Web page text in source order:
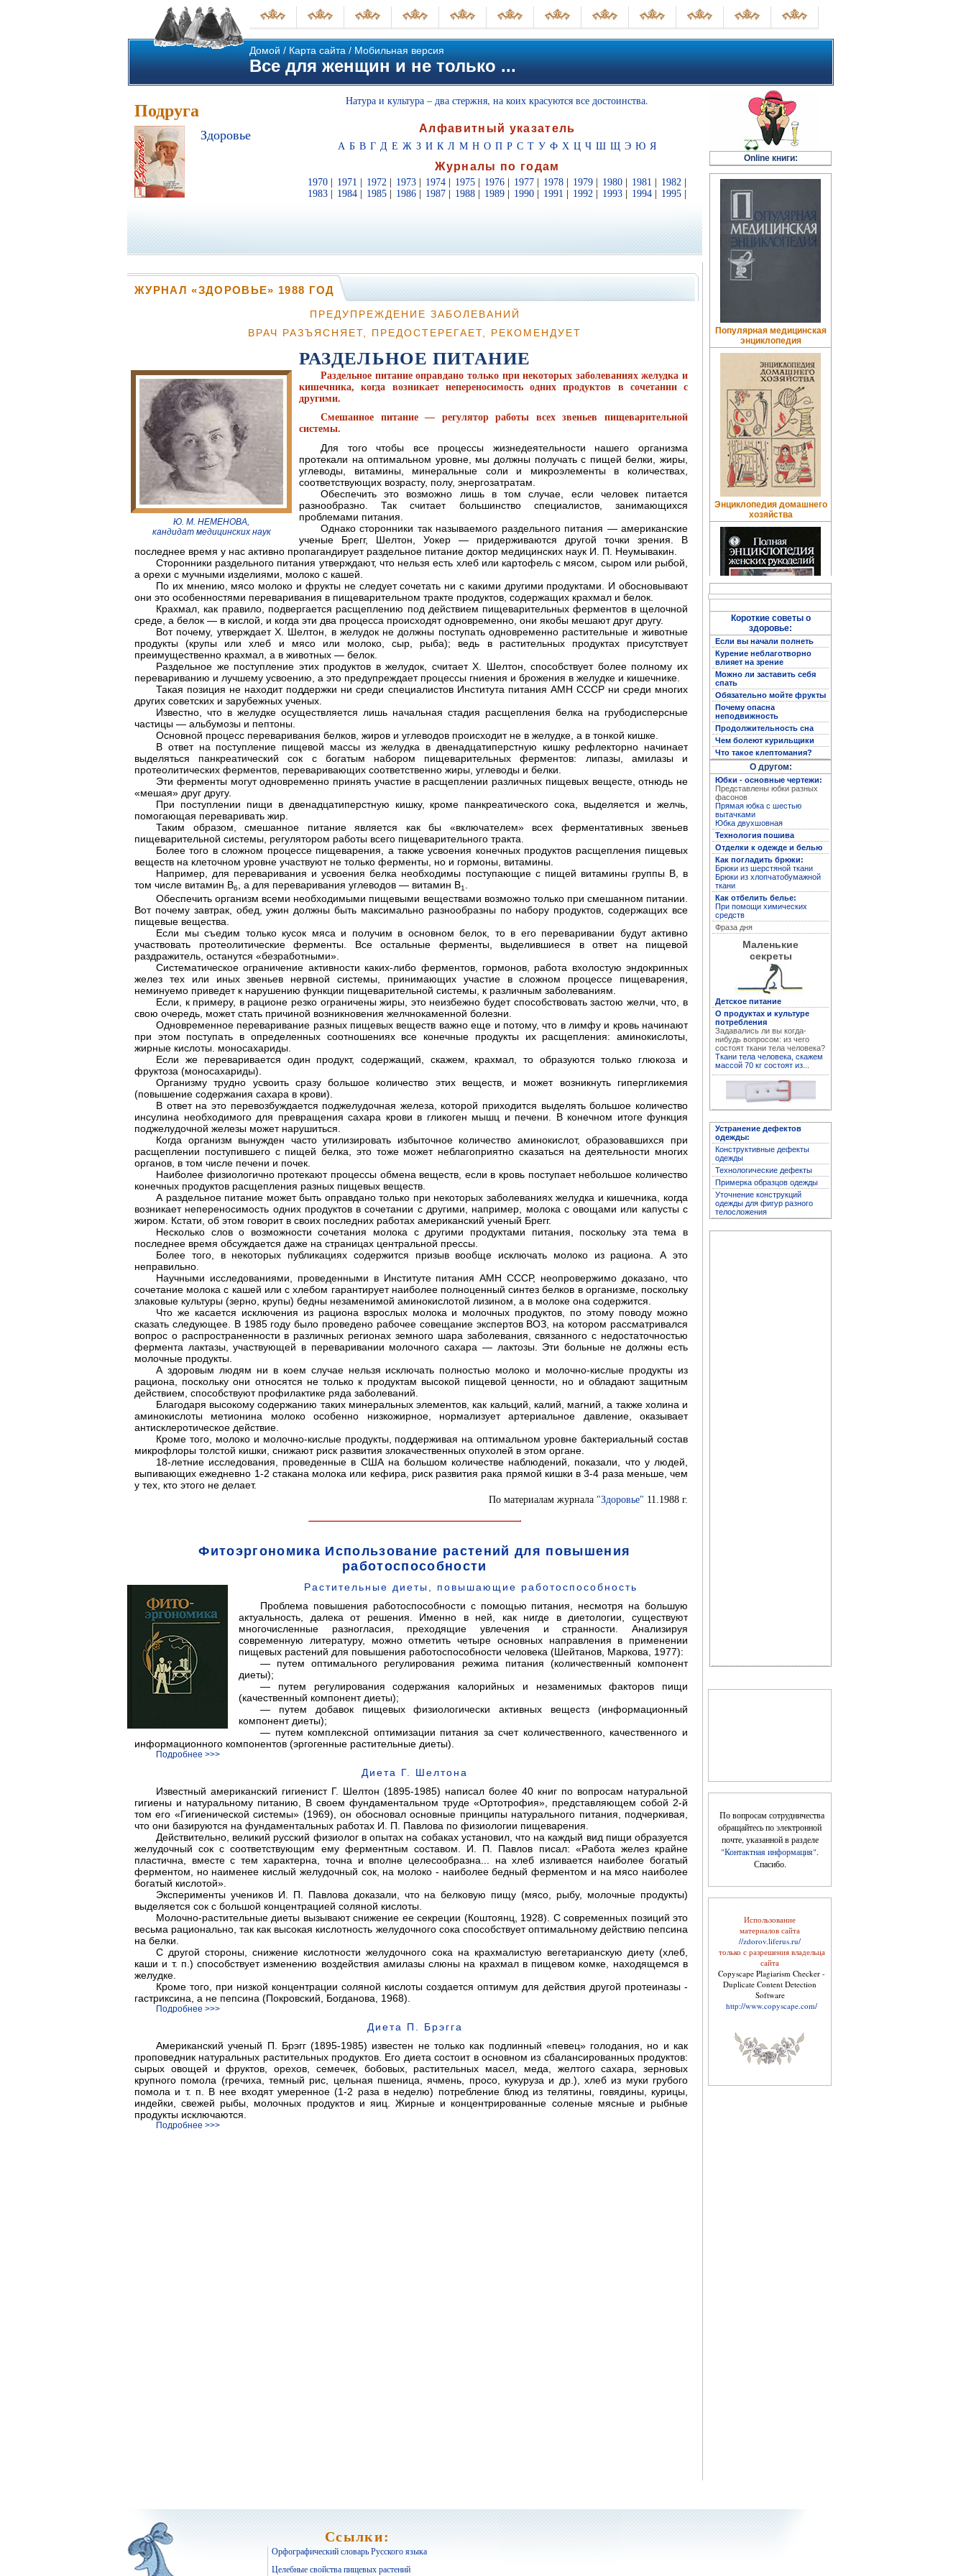
Домой / Карта сайта / Мобильная версия
Все для женщин и не только ...
Подруга
Здоровье
Натура и культура – два стержня, на коих красуются все достоинства.
Алфавитный указатель
А Б В Г Д Е Ж З И К Л М Н О П Р С Т У Ф Х Ц Ч Ш Щ Э Ю Я
Журналы по годам
1970| 1971 1972| 1973| 1974| 1975| 1976| 1977| 1978| 1979| 1980| 1981 1982|
1983| 1984| 1985| 1986| 1987| 1988| 1989| 1990| 1991 1992| 1993| 1994| 1995|
ЖУРНАЛ «ЗДОРОВЬЕ» 1988 ГОД
ПРЕДУПРЕЖДЕНИЕ ЗАБОЛЕВАНИЙ
ВРАЧ РАЗЪЯСНЯЕТ, ПРЕДОСТЕРЕГАЕТ, РЕКОМЕНДУЕТ
РАЗДЕЛЬНОЕ ПИТАНИЕ
Ю. М. НЕМЕНОВА,
кандидат медицинских наук
Раздельное питание оправдано только при некоторых заболеваниях желудка и
кишечника, когда возникает непереносимость одних продуктов в сочетании с
другими.
Смешанное питание — регулятор работы всех звеньев пищеварительной
системы.
Для того чтобы все процессы жизнедеятельности нашего организма
протекали на оптимальном уровне, мы должны получать с пищей белки, жиры,
углеводы, витамины, минеральные соли и микроэлементы в количествах,
соответствующих возрасту, полу, энергозатратам.
Обеспечить это возможно лишь в том случае, если человек питается
разнообразно. Так считает большинство специалистов, занимающихся
проблемами питания.
Однако сторонники так называемого раздельного питания — американские
ученые Брегг, Шелтон, Уокер — придерживаются другой точки зрения. В
последнее время у нас активно пропагандирует раздельное питание доктор медицинских наук И. П. Неумывакин.
Сторонники раздельного питания утверждают, что нельзя есть хлеб или картофель с мясом, сыром или рыбой,
а орехи с мучными изделиями, молоко с кашей.
По их мнению, мясо молоко и фрукты не следует сочетать ни с какими другими продуктами. И обосновывают
они это особенностями переваривания в пищеварительном тракте продуктов, содержащих крахмал и белок.
Крахмал, как правило, подвергается расщеплению под действием пищеварительных ферментов в щелочной
среде, а белок — в кислой, и когда эти два процесса происходят одновременно, они якобы мешают друг другу.
Вот почему, утверждает X. Шелтон, в желудок не должны поступать одновременно растительные и животные
продукты (крупы или хлеб и мясо или молоко, сыр, рыба); ведь в растительных продуктах присутствует
преимущественно крахмал, а в животных — белок.
Раздельное же поступление этих продуктов в желудок, считает X. Шелтон, способствует более полному их
перевариванию и лучшему усвоению, а это предупреждает процессы гниения и брожения в желудке и кишечнике.
Такая позиция не находит поддержки ни среди специалистов Института питания АМН СССР ни среди многих
других советских и зарубежных ученых.
Известно, что в желудке осуществляется лишь начальная стадия расщепления белка на грубодисперсные
частицы — альбумозы и пептоны.
Основной процесс переваривания белков, жиров и углеводов происходит не в желудке, а в тонкой кишке.
В ответ на поступление пищевой массы из желудка в двенадцатиперстную кишку рефлекторно начинает
выделяться панкреатический сок с богатым набором пищеварительных ферментов: липазы, амилазы и
протеолитических ферментов, переваривающих соответственно жиры, углеводы и белки.
Эти ферменты могут одновременно принять участие в расщеплении различных пищевых вещесте, отнюдь не
«мешая» друг другу.
При поступлении пищи в двенадцатиперстную кишку, кроме панкреатического сока, выделяется и желчь,
помогающая переваривать жир.
Таким образом, смешанное питание является как бы «включателем» всех ферментативных звеньев
пищеварительной системы, регулятором работы всего пищеварительного тракта.
Более того в сложном процессе пищеварения, а также усвоения конечных продуктов расщепления пищевых
веществ на клеточном уровне участвуют не только ферменты, но и гормоны, витамины.
Например, для переваривания и усвоения белка необходимы поступающие с пищей витамины группы В, в
том числе витамин В6, а для переваривания углеводов — витамин B1.
Обеспечить организм всеми необходимыми пищевыми веществами возможно только при смешанном питании.
Вот почему завтрак, обед, ужин должны быть максимально разнообразны по набору продуктов, содержащих все
пищевые вещества.
Если мы съедим только кусок мяса и получим в основном белок, то в его переваривании будут активно
участвовать протеолитические ферменты. Все остальные ферменты, выделившиеся в ответ на пищевой
раздражитель, останутся «безработными».
Систематическое ограничение активности каких-либо ферментов, гормонов, работа вхолостую эндокринных
желез тех или иных звеньев нервной системы, принимающих участие в сложном процессе пищеварения,
неминуемо приведет к нарушению функции пищеварительной системы, к различным заболеваниям.
Если, к примеру, в рационе резко ограничены жиры, это неизбежно будет способствовать застою желчи, что, в
свою очередь, может стать причиной возникновения желчнокаменной болезни.
Одновременное переваривание разных пищевых веществ важно еще и потому, что в лимфу и кровь начинают
при этом поступать в определенных соотношениях все конечные продукты их расщепления: аминокислоты,
жирные кислоты. моносахариды.
Если же переваривается один продукт, содержащий, скажем, крахмал, то образуются только глюкоза и
фруктоза (моносахариды).
Организму трудно усвоить сразу большое количество этих веществ, и может возникнуть гипергликемия
(повышение содержания сахара в крови).
В ответ на это перевозбуждается поджелудочная железа, которой приходится выделять большое количество
инсулина необходимого для превращения сахара крови в гликоген мышц и печени. В конечном итоге функция
поджелудочной железы может нарушиться.
Когда организм вынужден часто утилизировать избыточное количество аминокислот, образовавшихся при
расщеплении поступившего с пищей белка, это тоже может неблагоприятно сказаться на деятельности многих
органов, в том числе печени и почек.
Наиболее физиологично протекают процессы обмена веществ, если в кровь поступает небольшое количество
конечных продуктов расщепления разных пищевых веществ.
А раздельное питание может быть оправдано только при некоторых заболеваниях желудка и кишечника, когда
возникает непереносимость одних продуктов в сочетании с другими, например, молока с овощами или капусты с
жиром. Кстати, об этом говорит в своих последних работах американский ученый Брегг.
Несколько слов о возможности сочетания молока с другими продуктами питания, поскольку эта тема в
последнее время обсуждается даже на страницах центральной прессы.
Более того, в некоторых публикациях содержится призыв вообще исключать молоко из рациона. А это
неправильно.
Научными исследованиями, проведенными в Институте питания АМН СССР, неопровержимо доказано, что
сочетание молока с кашей или с хлебом гарантирует наиболее полноценный синтез белков в организме, поскольку
злаковые культуры (зерно, крупы) бедны незаменимой аминокислотой лизином, а в молоке она содержится.
Что же касается исключения из рациона взрослых молока и молочных продуктов, по этому поводу можно
сказать следующее. В 1985 году было проведено рабочее совещание экспертов ВОЗ, на котором рассматривался
вопрос о распространенности в различных регионах земного шара заболевания, связанного с недостаточностью
фермента лактазы, участвующей в переваривании молочного сахара — лактозы. Эти больные не должны есть
молочные продукты.
А здоровым людям ни в коем случае нельзя исключать полностью молоко и молочно-кислые продукты из
рациона, поскольку они относятся не только к продуктам высокой пищевой ценности, но и обладают защитным
действием, способствуют профилактике ряда заболеваний.
Благодаря высокому содержанию таких минеральных элементов, как кальций, калий, магний, а также холина и
аминокислоты метионина молоко особенно низкожирное, нормализует артериальное давление, оказывает
антисклеротическое действие.
Кроме того, молоко и молочно-кислые продукты, поддерживая на оптимальном уровне бактериальный состав
микрофлоры толстой кишки, снижают риск развития злокачественных опухолей в этом органе.
18-летние исследования, проведенные в США на большом количестве наблюдений, показали, что у людей,
выпивающих ежедневно 1-2 стакана молока или кефира, риск развития рака прямой кишки в 3-4 раза меньше, чем
у тех, кто этого не делает.
По материалам журнала "Здоровье" 11.1988 г.
Фитоэргономика Использование растений для повышения
работоспособности
Растительные диеты, повышающие работоспособность
Проблема повышения работоспособности с помощью питания, несмотря на большую
актуальность, далека от решения. Именно в ней, как нигде в диетологии, существуют
многочисленные разногласия, преходящие увлечения и странности. Анализируя
современную литературу, можно отметить четыре основных направления в применении
пищевых растений для повышения работоспособности человека (Шейтанов, Маркова, 1977):
— путем оптимального регулирования режима питания (количественный компонент
диеты);
— путем регулирования содержания калорийных и незаменимых факторов пищи
(качественный компонент диеты);
— путем добавок пищевых физиологически активных вещестз (информационный
компонент диеты);
— путем комплексной оптимизации питания за счет количественного, качественного и
информационного компонентов (эргогенные растительные диеты).
Подробнее >>>
Диета Г. Шелтона
Известный американский гигиенист Г. Шелтон (1895-1985) написал более 40 книг по вопросам натуральной
гигиены и натуральному питанию, В своем фундаментальном труде «Ортотрофия», представляющем собой 2-й
том его «Гигиенической системы» (1969), он обосновал основные принципы натурального питания, подчеркивая,
что они базируются на фундаментальных работах И. П. Павлова по физиологии пищеварения.
Действительно, великий русский физиолог в опытах на собаках установил, что на каждый вид пищи образуется
желудочный сок с соответствующим ему ферментным составом. И. П. Павлов писал: «Работа желез крайне
пластична, вместе с тем характерна, точна и вполне целесообразна... на хлеб изливается наиболее богатый
ферментом, но наименее кислый желудочный сок, на молоко - наиболее бедный ферментом и на мясо наиболее
богатый кислотой».
Эксперименты учеников И. П. Павлова доказали, что на белковую пищу (мясо, рыбу, молочные продукты)
выделяется сок с большой концентрацией соляной кислоты.
Молочно-растительные диеты вызывают снижение ее секреции (Коштоянц, 1928). С современных позиций это
весьма рационально, так как высокая кислотность желудочного сока способствует оптимальному действию пепсина
на белки.
С другой стороны, снижение кислотности желудочного сока на крахмалистую вегетарианскую диету (хлеб,
каши и т. п.) способствует изменению воздействия амилазы слюны на крахмал в пищевом комке, находящемся в
желудке.
Кроме того, при низкой концентрации соляной кислоты создается оптимум для действия другой протеиназы -
гастриксина, а не пепсина (Покровский, Богданова, 1968).
Подробнее >>>
Диета П. Брэгга
Американский ученый П. Брэгг (1895-1985) известен не только как подлинный «певец» голодания, но и как
проповедник натуральных растительных продуктов. Его диета состоит в основном из сбалансированных продуктов:
сырых овощей и фруктов, орехов, семечек, бобовых, растительных масел, меда, желтого сахара, зерновых
крупного помола (гречиха, темный рис, цельная пшеница, ячмень, просо, кукуруза и др.), хлеб из муки грубого
помола и т. п. В нее входят умеренное (1-2 раза в неделю) потребление блюд из телятины, говядины, курицы,
индейки, свежей рыбы, молочных продуктов и яиц. Жирные и концентрированные соленые мясные и рыбные
продукты исключаются.
Подробнее >>>
Online книги:
Популярная медицинская
энциклопедия
Энциклопедия домашнего
хозяйства
Полная энциклопедия
женских рукоделий
Кройка и пошив дома
Устранение дефектов
одежды
Архив журнала
"Здоровье"
время года
Уход за кожей лица
Короткие советы о
здоровье:
Если вы начали полнеть
Курение неблаготворно
влияет на зрение
Можно ли заставить себя
спать
Обязательно мойте фрукты
Почему опасна
неподвижность
Продолжительность сна
Чем болеют курильщики
Что такое клептомания?
О другом:
Юбки - основные чертежи:
Представлены юбки разных
фасонов
Прямая юбка с шестью
вытачками
Юбка двухшовная
Технология пошива
Отделки к одежде и белью
Как погладить брюки:
Брюки из шерстяной ткани
Брюки из хлопчатобумажной
ткани
Как отбелить белье:
При помощи химических
средств
Фраза дня
Маленькие
секреты
Детское питание
О продуктах и культуре
потребления
Задавались ли вы когда-
нибудь вопросом: из чего
состоят ткани тела человека?
Ткани тела человека, скажем
массой 70 кг состоят из...
Устранение дефектов
одежды:
Конструктивные дефекты
одежды
Технологические дефекты
Примерка образцов одежды
Уточнение конструкций
одежды для фигур разного
телосложения
По вопросам сотрудничества
обращайтесь по электронной
почте, указанной в разделе
"Контактная информация".
Спасибо.
Использование
материалов сайта
//zdorov.liferus.ru/
только с разрешения владельца
сайта
Copyscape Plagiarism Checker -
Duplicate Content Detection
Software
http://www.copyscape.com/
Ссылки:
Орфографический словарь Русского языка
Целебные свойства пищевых растений